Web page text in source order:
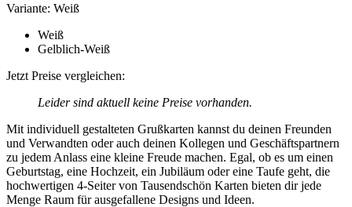
Variante: Weiß
Weiß
Gelblich-Weiß
Jetzt Preise vergleichen:
Leider sind aktuell keine Preise vorhanden.
Mit individuell gestalteten Grußkarten kannst du deinen Freunden
und Verwandten oder auch deinen Kollegen und Geschäftspartnern
zu jedem Anlass eine kleine Freude machen. Egal, ob es um einen
Geburtstag, eine Hochzeit, ein Jubiläum oder eine Taufe geht, die
hochwertigen 4-Seiter von Tausendschön Karten bieten dir jede
Menge Raum für ausgefallene Designs und Ideen.